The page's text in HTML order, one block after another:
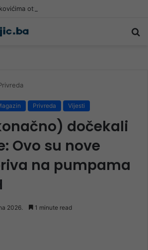
Privreda Vijesti
dočekali
Ovo su nove
na pumpama
2026. 1 minute read